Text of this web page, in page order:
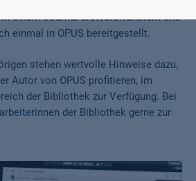
einem Journal erstveröffentlicht und
einmal in OPUS bereitgestellt.
stehen wertvolle Hinweise dazu,
Autor von OPUS profitieren, im
der Bibliothek zur Verfügung. Bei
der Bibliothek gerne zur